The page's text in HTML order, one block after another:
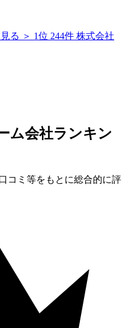
る ＞ 1位 244件 株式会社
ム会社ランキン
コミ等をもとに総合的に評